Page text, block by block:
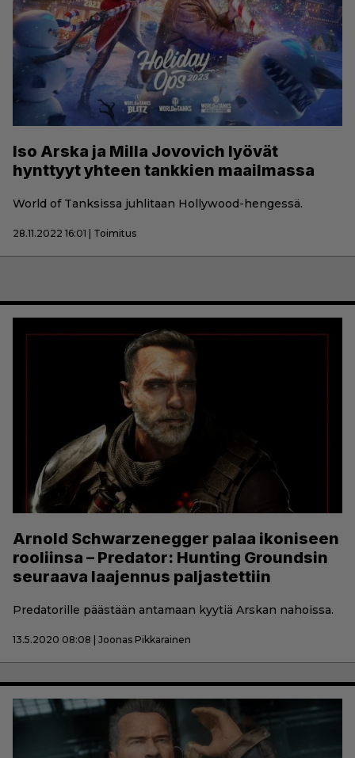
Iso Arska ja Milla Jovovich lyövät
hynttyyt yhteen tankkien maailmassa
World of Tanksissa juhlitaan Hollywood-hengessä.
28.11.2022 16:01 | Toimitus
Arnold Schwarzenegger palaa ikoniseen
rooliinsa – Predator: Hunting Groundsin
seuraava laajennus paljastettiin
Predatorille päästään antamaan kyytiä Arskan nahoissa.
13.5.2020 08:08 | Joonas Pikkarainen